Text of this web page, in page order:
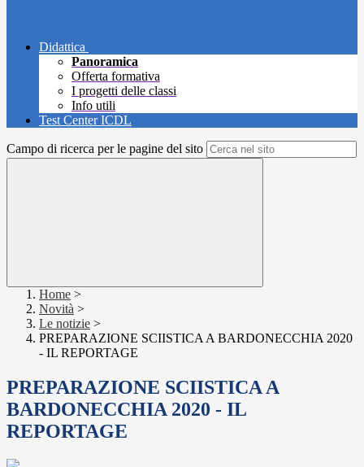
Didattica
Panoramica
Offerta formativa
I progetti delle classi
Info utili
Test Center ICDL
Campo di ricerca per le pagine del sito
Home >
Novità >
Le notizie >
PREPARAZIONE SCIISTICA A BARDONECCHIA 2020
- IL REPORTAGE
PREPARAZIONE SCIISTICA A
BARDONECCHIA 2020 - IL
REPORTAGE